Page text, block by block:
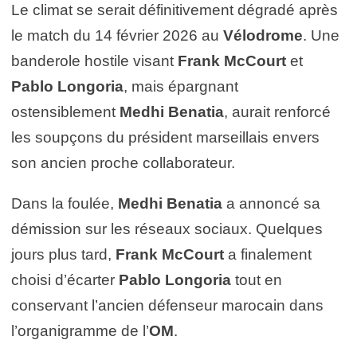
Le climat se serait définitivement dégradé après
le match du 14 février 2026 au Vélodrome. Une
banderole hostile visant Frank McCourt et
Pablo Longoria, mais épargnant
ostensiblement Medhi Benatia, aurait renforcé
les soupçons du président marseillais envers
son ancien proche collaborateur.
Dans la foulée, Medhi Benatia a annoncé sa
démission sur les réseaux sociaux. Quelques
jours plus tard, Frank McCourt a finalement
choisi d’écarter Pablo Longoria tout en
conservant l’ancien défenseur marocain dans
l’organigramme de l’OM.